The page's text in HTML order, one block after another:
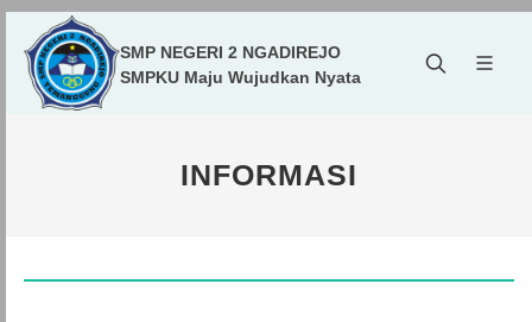
SMP NEGERI 2 NGADIREJO
SMPKU Maju Wujudkan Nyata
INFORMASI